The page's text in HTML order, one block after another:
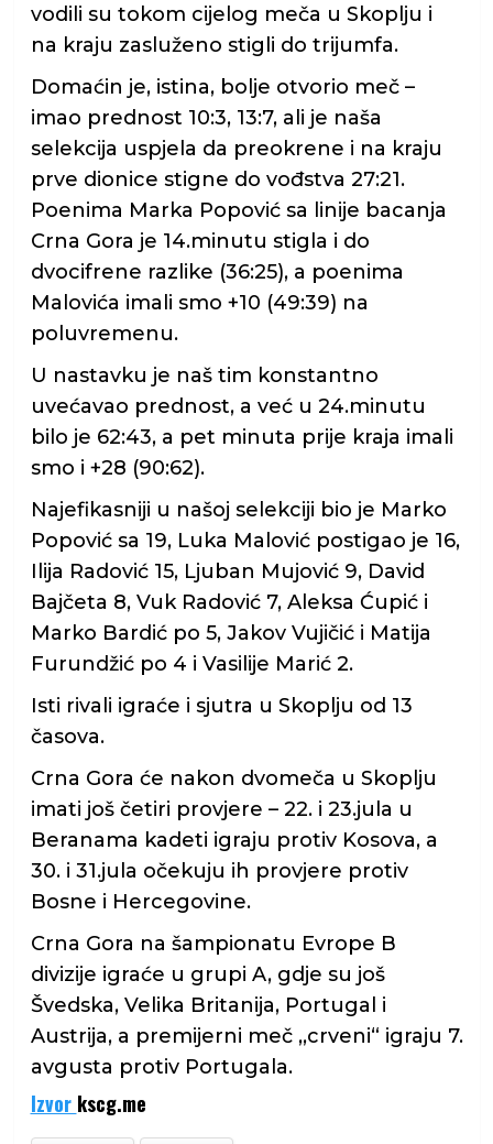
vodili su tokom cijelog meča u Skoplju i
na kraju zasluženo stigli do trijumfa.
Domaćin je, istina, bolje otvorio meč –
imao prednost 10:3, 13:7, ali je naša
selekcija uspjela da preokrene i na kraju
prve dionice stigne do vođstva 27:21.
Poenima Marka Popović sa linije bacanja
Crna Gora je 14.minutu stigla i do
dvocifrene razlike (36:25), a poenima
Malovića imali smo +10 (49:39) na
poluvremenu.
U nastavku je naš tim konstantno
uvećavao prednost, a već u 24.minutu
bilo je 62:43, a pet minuta prije kraja imali
smo i +28 (90:62).
Najefikasniji u našoj selekciji bio je Marko
Popović sa 19, Luka Malović postigao je 16,
Ilija Radović 15, Ljuban Mujović 9, David
Bajčeta 8, Vuk Radović 7, Aleksa Ćupić i
Marko Bardić po 5, Jakov Vujičić i Matija
Furundžić po 4 i Vasilije Marić 2.
Isti rivali igraće i sjutra u Skoplju od 13
časova.
Crna Gora će nakon dvomeča u Skoplju
imati još četiri provjere – 22. i 23.jula u
Beranama kadeti igraju protiv Kosova, a
30. i 31.jula očekuju ih provjere protiv
Bosne i Hercegovine.
Crna Gora na šampionatu Evrope B
divizije igraće u grupi A, gdje su još
Švedska, Velika Britanija, Portugal i
Austrija, a premijerni meč ,,crveni“ igraju 7.
avgusta protiv Portugala.
Izvor kscg.me